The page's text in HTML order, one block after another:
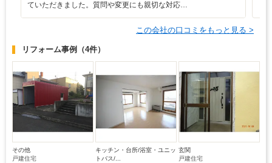
ていただきました。質問や変更にも親切な対応…
この会社の口コミをもっと見る >
リフォーム事例 （4件）
その他
戸建住宅
キッチン・台所/浴室・ユニッ
トバス/...
玄関
戸建住宅